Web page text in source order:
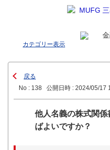
カテゴリー表示
戻る
No : 138
公開日時 : 2024/05/17
他人名義の株式関
ばよいですか？